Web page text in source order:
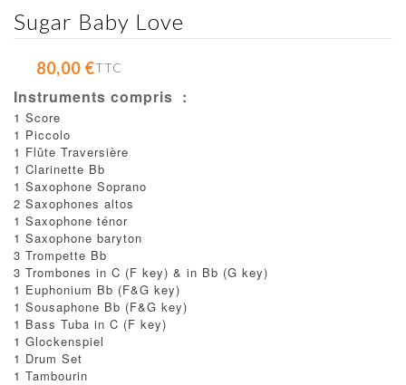
Sugar Baby Love
80,00 €TTC
Instruments compris :
1 Score
1 Piccolo
1 Flûte Traversière
1 Clarinette Bb
1 Saxophone Soprano
2 Saxophones altos
1 Saxophone ténor
1 Saxophone baryton
3 Trompette Bb
3 Trombones in C (F key) & in Bb (G key)
1 Euphonium Bb (F&G key)
1 Sousaphone Bb (F&G key)
1 Bass Tuba in C (F key)
1 Glockenspiel
1 Drum Set
1 Tambourin